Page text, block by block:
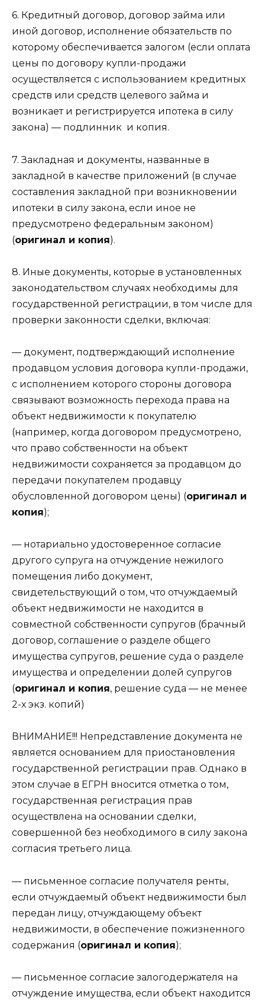
6. Кредитный договор, договор займа или
иной договор, исполнение обязательств по
которому обеспечивается залогом (если оплата
цены по договору купли-продажи
осуществляется с использованием кредитных
средств или средств целевого займа и
возникает и регистрируется ипотека в силу
закона) — подлинник и копия.
7. Закладная и документы, названные в
закладной в качестве приложений (в случае
составления закладной при возникновении
ипотеки в силу закона, если иное не
предусмотрено федеральным законом)
(оригинал и копия).
8. Иные документы, которые в установленных
законодательством случаях необходимы для
государственной регистрации, в том числе для
проверки законности сделки, включая:
— документ, подтверждающий исполнение
продавцом условия договора купли-продажи,
с исполнением которого стороны договора
связывают возможность перехода права на
объект недвижимости к покупателю
(например, когда договором предусмотрено,
что право собственности на объект
недвижимости сохраняется за продавцом до
передачи покупателем продавцу
обусловленной договором цены) (оригинал и
копия);
— нотариально удостоверенное согласие
другого супруга на отчуждение нежилого
помещения либо документ,
свидетельствующий о том, что отчуждаемый
объект недвижимости не находится в
совместной собственности супругов (брачный
договор, соглашение о разделе общего
имущества супругов, решение суда о разделе
имущества и определении долей супругов
(оригинал и копия, решение суда — не менее
2-х экз. копий)
ВНИМАНИЕ!!! Непредставление документа не
является основанием для приостановления
государственной регистрации прав. Однако в
этом случае в ЕГРН вносится отметка о том,
государственная регистрация прав
осуществлена на основании сделки,
совершенной без необходимого в силу закона
согласия третьего лица.
— письменное согласие получателя ренты,
если отчуждаемый объект недвижимости был
передан лицу, отчуждающему объект
недвижимости, в обеспечение пожизненного
содержания (оригинал и копия);
— письменное согласие залогодержателя на
отчуждение имущества, если объект находится